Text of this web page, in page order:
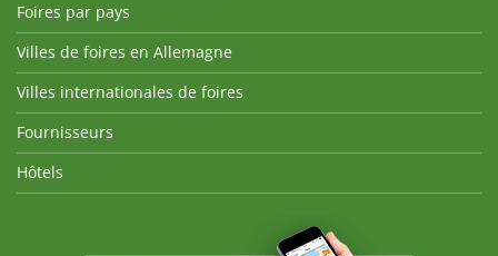
Foires par pays
Villes de foires en Allemagne
Villes internationales de foires
Fournisseurs
Hôtels